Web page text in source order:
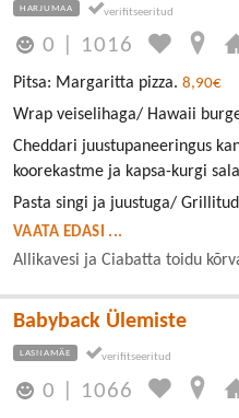
HARJUMAA
0 1016
Pitsa: Margaritta pizza. 8,90€
Wrap veiselihaga/ Hawaii
Cheddari juustupaneeringus
koorekastme ja kapsa-kurgi
Pasta singi ja juustuga/
VAATA EDASI ...
Allikavesi ja Ciabatta toidu
Babyback Ülemiste
LASNAMÄE
0 1066